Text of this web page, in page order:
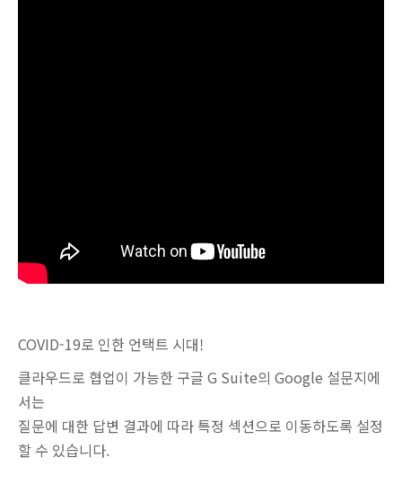
COVID-19로 인한 언택트 시대!
클라우드로 협업이 가능한 구글 G Suite의 Google 설문지에
서는
질문에 대한 답변 결과에 따라 특정 섹션으로 이동하도록 설정
할 수 있습니다.